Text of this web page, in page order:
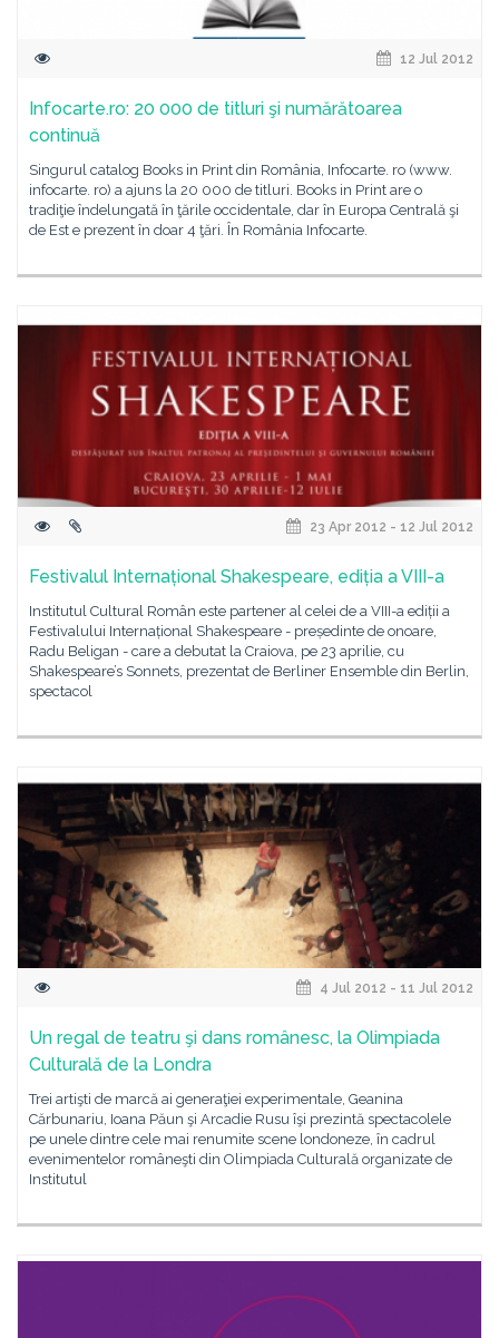
12 Jul 2012
Infocarte.ro: 20 000 de titluri şi numărătoarea
continuă
Singurul catalog Books in Print din România, Infocarte. ro (www.
infocarte. ro) a ajuns la 20 000 de titluri. Books in Print are o
tradiţie îndelungată în ţările occidentale, dar în Europa Centrală şi
de Est e prezent în doar 4 ţări. În România Infocarte.
23 Apr 2012 - 12 Jul 2012
Festivalul Internațional Shakespeare, ediția a VIII-a
Institutul Cultural Român este partener al celei de a VIII-a ediții a
Festivalului Internațional Shakespeare - președinte de onoare,
Radu Beligan - care a debutat la Craiova, pe 23 aprilie, cu
Shakespeare’s Sonnets, prezentat de Berliner Ensemble din Berlin,
spectacol
4 Jul 2012 - 11 Jul 2012
Un regal de teatru şi dans românesc, la Olimpiada
Culturală de la Londra
Trei artişti de marcă ai generaţiei experimentale, Geanina
Cărbunariu, Ioana Păun şi Arcadie Rusu îşi prezintă spectacolele
pe unele dintre cele mai renumite scene londoneze, în cadrul
evenimentelor româneşti din Olimpiada Culturală organizate de
Institutul